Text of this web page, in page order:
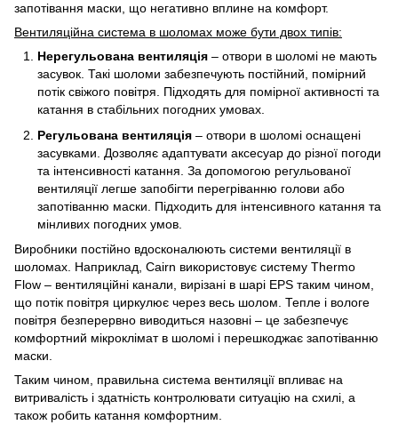
запотівання маски, що негативно вплине на комфорт.
Вентиляційна система в шоломах може бути двох типів:
Нерегульована вентиляція – отвори в шоломі не мають
засувок. Такі шоломи забезпечують постійний, помірний
потік свіжого повітря. Підходять для помірної активності та
катання в стабільних погодних умовах.
Регульована вентиляція – отвори в шоломі оснащені
засувками. Дозволяє адаптувати аксесуар до різної погоди
та інтенсивності катання. За допомогою регульованої
вентиляції легше запобігти перегріванню голови або
запотіванню маски. Підходить для інтенсивного катання та
мінливих погодних умов.
Виробники постійно вдосконалюють системи вентиляції в
шоломах. Наприклад, Cairn використовує систему Thermo
Flow – вентиляційні канали, вирізані в шарі EPS таким чином,
що потік повітря циркулює через весь шолом. Тепле і вологе
повітря безперервно виводиться назовні – це забезпечує
комфортний мікроклімат в шоломі і перешкоджає запотіванню
маски.
Таким чином, правильна система вентиляції впливає на
витривалість і здатність контролювати ситуацію на схилі, а
також робить катання комфортним.